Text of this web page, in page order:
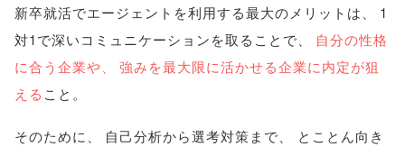
新卒就活でエージェントを利用する最大のメリットは、
1
対1で深いコミュニケーションを取ることで、
自分の性格
に合う企業や、
強みを最大限に活かせる企業に内定が狙
える こと 。
そのために、 自己分析から選考対策まで、
とことん向き